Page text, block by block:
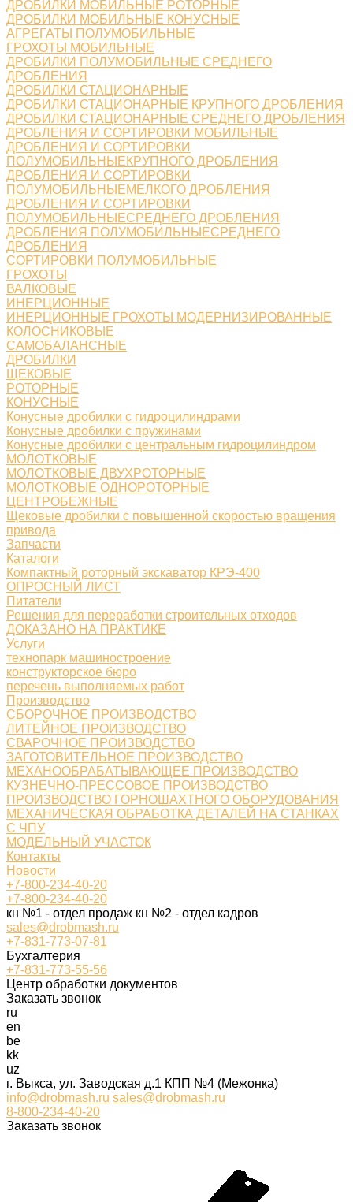
ДРОБИЛКИ МОБИЛЬНЫЕ РОТОРНЫЕ
ДРОБИЛКИ МОБИЛЬНЫЕ КОНУСНЫЕ
АГРЕГАТЫ ПОЛУМОБИЛЬНЫЕ
ГРОХОТЫ МОБИЛЬНЫЕ
ДРОБИЛКИ ПОЛУМОБИЛЬНЫЕ СРЕДНЕГО
ДРОБЛЕНИЯ
ДРОБИЛКИ СТАЦИОНАРНЫЕ
ДРОБИЛКИ СТАЦИОНАРНЫЕ КРУПНОГО ДРОБЛЕНИЯ
ДРОБИЛКИ СТАЦИОНАРНЫЕ СРЕДНЕГО ДРОБЛЕНИЯ
ДРОБЛЕНИЯ И СОРТИРОВКИ МОБИЛЬНЫЕ
ДРОБЛЕНИЯ И СОРТИРОВКИ
ПОЛУМОБИЛЬНЫЕКРУПНОГО ДРОБЛЕНИЯ
ДРОБЛЕНИЯ И СОРТИРОВКИ
ПОЛУМОБИЛЬНЫЕМЕЛКОГО ДРОБЛЕНИЯ
ДРОБЛЕНИЯ И СОРТИРОВКИ
ПОЛУМОБИЛЬНЫЕСРЕДНЕГО ДРОБЛЕНИЯ
ДРОБЛЕНИЯ ПОЛУМОБИЛЬНЫЕСРЕДНЕГО
ДРОБЛЕНИЯ
СОРТИРОВКИ ПОЛУМОБИЛЬНЫЕ
ГРОХОТЫ
ВАЛКОВЫЕ
ИНЕРЦИОННЫЕ
ИНЕРЦИОННЫЕ ГРОХОТЫ МОДЕРНИЗИРОВАННЫЕ
КОЛОСНИКОВЫЕ
САМОБАЛАНСНЫЕ
ДРОБИЛКИ
ЩЕКОВЫЕ
РОТОРНЫЕ
КОНУСНЫЕ
Конусные дробилки с гидроцилиндрами
Конусные дробилки с пружинами
Конусные дробилки с центральным гидроцилиндром
МОЛОТКОВЫЕ
МОЛОТКОВЫЕ ДВУХРОТОРНЫЕ
МОЛОТКОВЫЕ ОДНОРОТОРНЫЕ
ЦЕНТРОБЕЖНЫЕ
Щековые дробилки с повышенной скоростью вращения
привода
Запчасти
Каталоги
Компактный роторный экскаватор КРЭ-400
ОПРОСНЫЙ ЛИСТ
Питатели
Решения для переработки строительных отходов
ДОКАЗАНО НА ПРАКТИКЕ
Услуги
технопарк машиностроение
конструкторское бюро
перечень выполняемых работ
Производство
СБОРОЧНОЕ ПРОИЗВОДСТВО
ЛИТЕЙНОЕ ПРОИЗВОДСТВО
СВАРОЧНОЕ ПРОИЗВОДСТВО
ЗАГОТОВИТЕЛЬНОЕ ПРОИЗВОДСТВО
МЕХАНООБРАБАТЫВАЮЩЕЕ ПРОИЗВОДСТВО
КУЗНЕЧНО-ПРЕССОВОЕ ПРОИЗВОДСТВО
ПРОИЗВОДСТВО ГОРНОШАХТНОГО ОБОРУДОВАНИЯ
МЕХАНИЧЕСКАЯ ОБРАБОТКА ДЕТАЛЕЙ НА СТАНКАХ
С ЧПУ
МОДЕЛЬНЫЙ УЧАСТОК
Контакты
Новости
+7-800-234-40-20
+7-800-234-40-20
кн №1 - отдел продаж кн №2 - отдел кадров
sales@drobmash.ru
+7-831-773-07-81
Бухгалтерия
+7-831-773-55-56
Центр обработки документов
Заказать звонок
ru
en
be
kk
uz
г. Выкса, ул. Заводская д.1 КПП №4 (Межонка)
info@drobmash.ru sales@drobmash.ru
8-800-234-40-20
Заказать звонок